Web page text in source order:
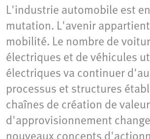
L'industrie automobile est
mutation. L'avenir
mobilité. Le nombre de
électriques et de véhicules
électriques va continuer
processus et structures
chaînes de création de
d'approvisionnement
nouveaux concepts